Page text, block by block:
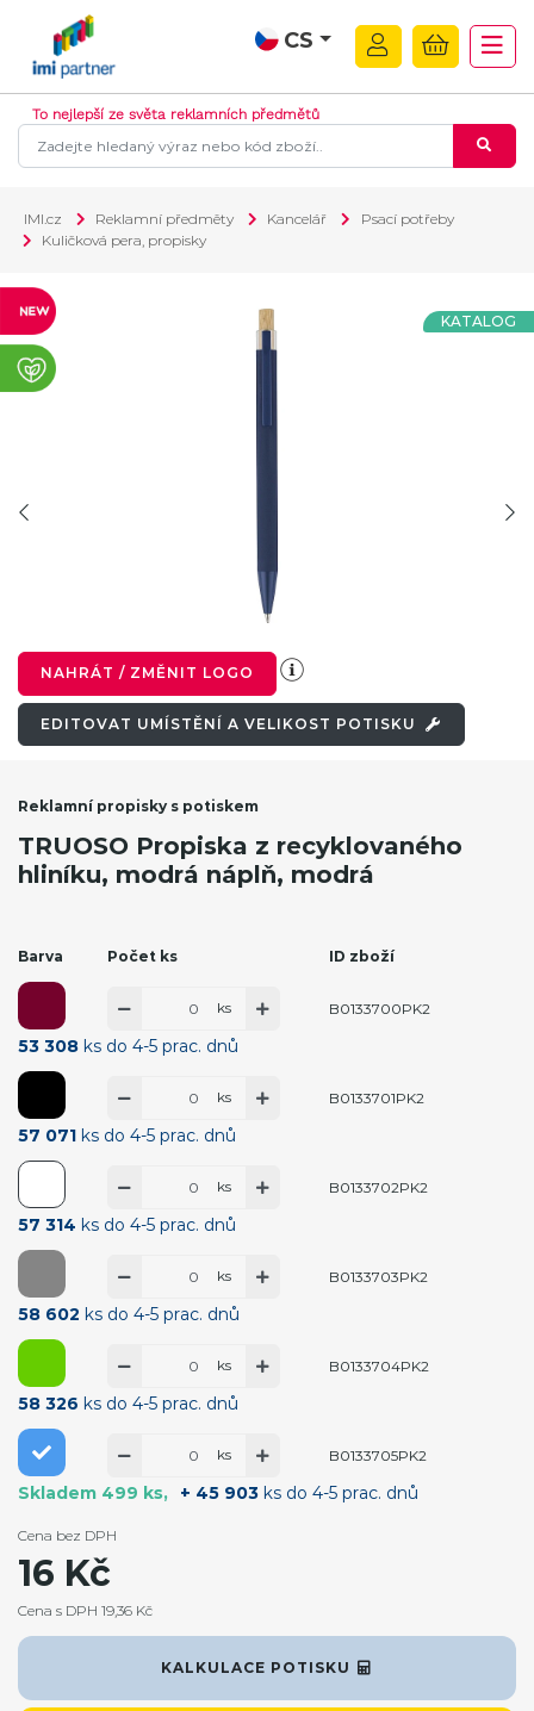
CS
To nejlepší ze světa reklamních předmětů
IMI.cz Reklamní předměty Kancelář
Psací potřeby
Kuličková pera, propisky
KATALOG
NAHRÁT / ZMĚNIT LOGO
EDITOVAT UMÍSTĚNÍ A VELIKOST POTISKU
Reklamní propisky s potiskem
TRUOSO Propiska z recyklovaného
hliníku, modrá náplň, modrá
Barva Počet ks ID zboží
53 308 ks do 4-5 prac. dnů
ks B0133700PK2
57 071 ks do 4-5 prac. dnů
ks B0133701PK2
57 314 ks do 4-5 prac. dnů
ks B0133702PK2
58 602 ks do 4-5 prac. dnů
ks B0133703PK2
58 326 ks do 4-5 prac. dnů
ks B0133704PK2
Skladem 499 ks + 45 903 ks do 4-5 prac. dnů
ks B0133705PK2
KALKULACE POTISKU
Cena bez DPH
16 Kč
Cena s DPH 19,36 Kč